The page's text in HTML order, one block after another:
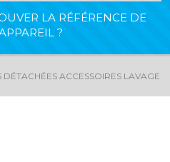
LA RÉFÉRENCE DE
?
DÉTACHÉES ACCESSOIRES LAVAGE /